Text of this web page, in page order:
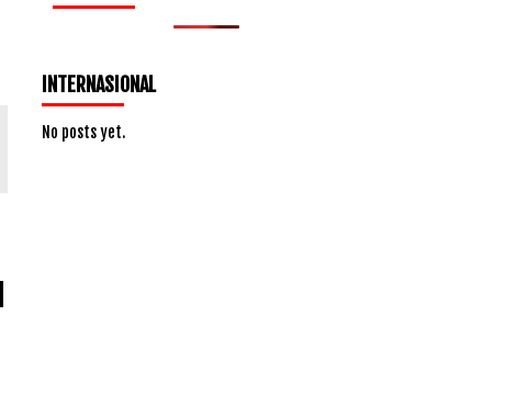
INTERNASIONAL
No posts yet.